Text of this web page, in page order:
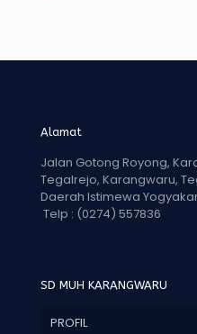
Alamat
Jalan Gotong Royong,
Tegalrejo, Karangwaru,
Daerah Istimewa
Telp : (0274) 557836
SD MUH KARANGWARU
PROFIL